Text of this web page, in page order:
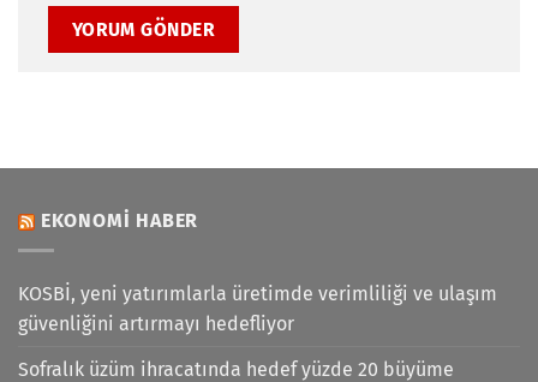
EKONOMI HABER
KOSBİ, yeni yatırımlarla üretimde verimliliği ve ulaşım
güvenliğini artırmayı hedefliyor
Sofralık üzüm ihracatında hedef yüzde 20 büyüme